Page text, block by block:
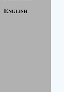
ENGLISH